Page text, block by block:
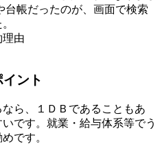
台帳だったのが、画面で検索
理由
ント
ら、１ＤＢであることもあ
です。就業・給与体系等でう
です。